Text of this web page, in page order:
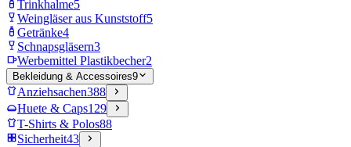
Trinkhalme5
Weingläser aus Kunststoff5
Getränke4
Schnapsgläsern3
Werbemittel Plastikbecher2
Bekleidung & Accessoires9
Anziehsachen388
Huete & Caps129
T-Shirts & Polos88
Sicherheit43